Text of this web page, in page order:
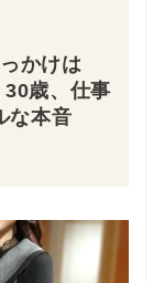
かけは
歳、仕事
な本音